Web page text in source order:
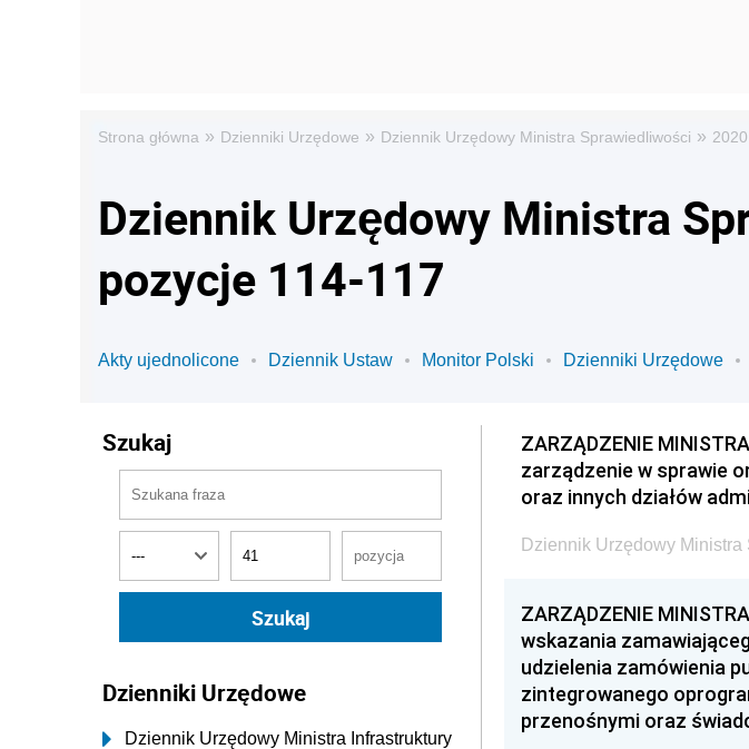
Strona główna » Dzienniki Urzędowe » Dziennik Urzędowy Ministra Sprawiedliwości » 2020
Dziennik Urzędowy Ministra
pozycje 114-117
Akty ujednolicone Dziennik Ustaw Monitor Polski Dzienniki Urzędowe
Szukaj
Dzienniki Urzędowe
Dziennik Urzędowy Ministra Infrastruktury
ZARZĄDZENIE
zarządzenie w sprawie
oraz innych działów
Dziennik Urzędowy
ZARZĄDZENIE
wskazania
udzielenia zamówienia
zintegrowanego
przenośnymi oraz